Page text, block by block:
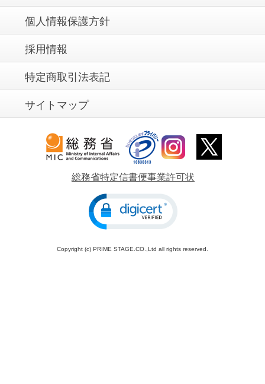
個人情報保護方針
採用情報
特定商取引法表記
サイトマップ
総務省特定信書便事業許可状
Copyright (c) PRIME STAGE.CO.,Ltd all rights reserved.